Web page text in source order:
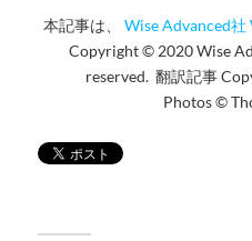
本記事は、Wise Advanced社
Copyright © 2020 Wise
reserved. 翻訳記事
Photos ©